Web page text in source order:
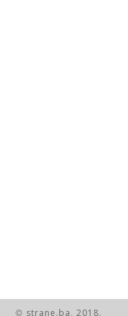
© strane.ba, 2018.